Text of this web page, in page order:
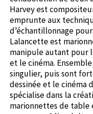
Harvey est
emprunte aux
d’échantillonnage
Lalancette est
manipule autant pour
et le cinéma.
singulier, puis sont
dessinée et le cinéma
spécialise dans la
marionnettes de